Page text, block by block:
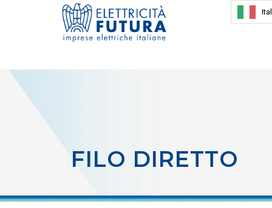
FILO DIRETTO